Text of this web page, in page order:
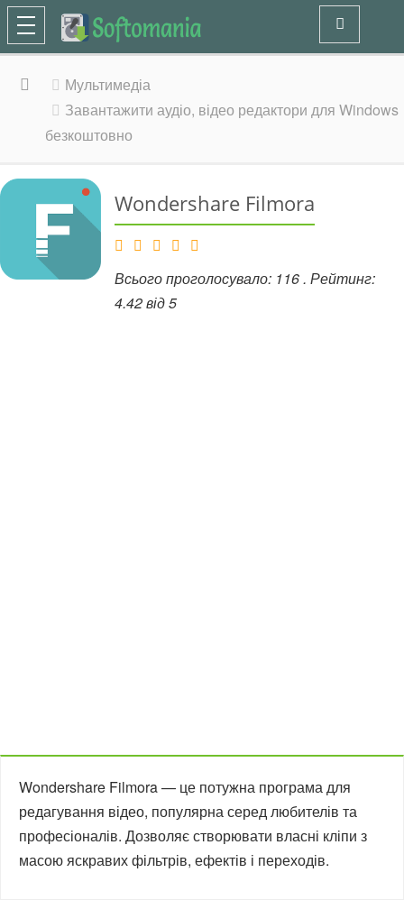
Мультимедіа
Завантажити аудіо, відео редактори для Windows
безкоштовно
Wondershare Filmora
Всього проголосувало: 116. Рейтинг:
4.42від5
Wondershare Filmora — це потужна програма для
редагування відео, популярна серед любителів та
професіоналів. Дозволяє створювати власні кліпи з
масою яскравих фільтрів, ефектів і переходів.